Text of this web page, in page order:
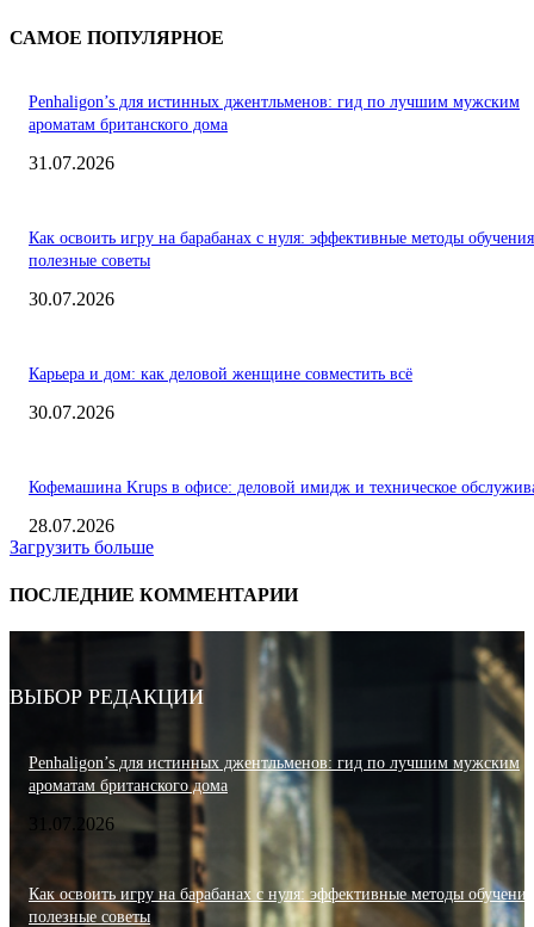
САМОЕ ПОПУЛЯРНОЕ
Penhaligon’s для истинных джентльменов: гид по лучшим мужским
ароматам британского дома
31.07.2026
Как освоить игру на барабанах с нуля: эффективные методы
полезные советы
30.07.2026
Карьера и дом: как деловой женщине совместить всё
30.07.2026
Кофемашина Krups в офисе: деловой имидж и техническое
28.07.2026
Загрузить больше
ПОСЛЕДНИЕ КОММЕНТАРИИ
ВЫБОР РЕДАКЦИИ
Penhaligon’s для истинных джентльменов: гид по лучшим мужским
ароматам британского дома
31.07.2026
Как освоить игру на барабанах с нуля: эффективные методы
полезные советы